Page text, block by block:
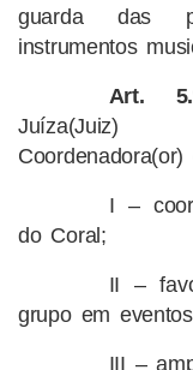
guarda das
instrumentos
Art.
Juíza(Juiz)
I –
do Coral;
II –
grupo em
III –